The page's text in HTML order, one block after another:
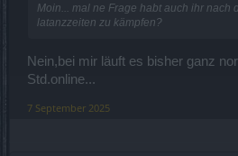
Moin... mal ne Frage habt auch ihr nach
latanzzeiten zu kämpfen?
Nein,bei mir läuft es bisher ganz
Std.online...
7 September 2025